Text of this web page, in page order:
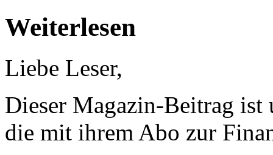
Weiterlesen
Liebe Leser,
Dieser Magazin-Beitrag ist
die mit ihrem Abo zur